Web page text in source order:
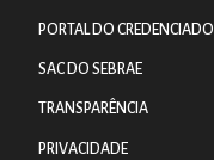
PORTAL DO CREDENCIADO
SAC DO SEBRAE
TRANSPARÊNCIA
PRIVACIDADE